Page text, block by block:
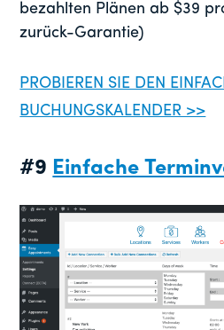
bezahlten Plänen ab $39
zurück-Garantie)
PROBIEREN SIE DEN
BUCHUNGSKALENDER >>
#9 Einfache